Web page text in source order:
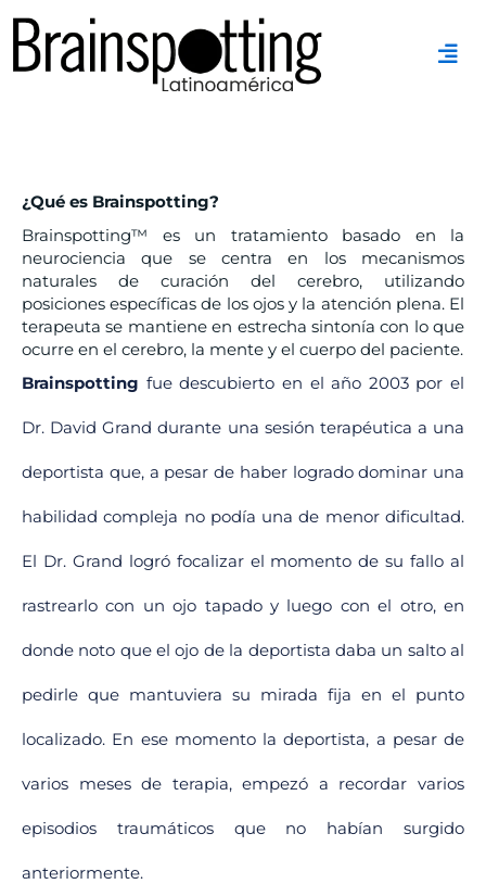
Ir
al
¿Qué es Brainspotting?
Brainspotting™ es un tratamiento basado en la
neurociencia que se centra en los mecanismos
naturales de curación del cerebro, utilizando
posiciones específicas de los ojos y la atención plena. El
terapeuta se mantiene en estrecha sintonía con lo que
ocurre en el cerebro, la mente y el cuerpo del paciente.
Brainspotting fue descubierto en el año 2003 por el
Dr. David Grand durante una sesión terapéutica a una
deportista que, a pesar de haber logrado dominar una
habilidad compleja no podía una de menor dificultad.
El Dr. Grand logró focalizar el momento de su fallo al
rastrearlo con un ojo tapado y luego con el otro, en
donde noto que el ojo de la deportista daba un salto al
pedirle que mantuviera su mirada fija en el punto
localizado. En ese momento la deportista, a pesar de
varios meses de terapia, empezó a recordar varios
episodios traumáticos que no habían surgido
anteriormente.